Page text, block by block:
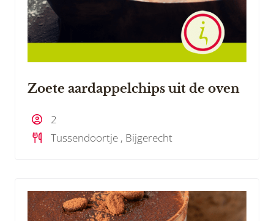
Zoete aardappelchips uit de oven
2
Tussendoortje , Bijgerecht